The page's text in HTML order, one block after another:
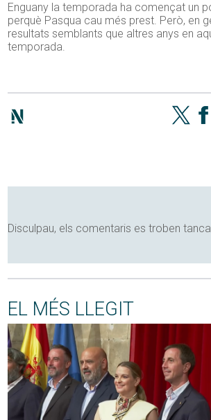
Enguany la temporada ha començat un
perquè Pasqua cau més prest. Però, en
resultats semblants que altres anys en
temporada.
Disculpau, els comentaris es troben
EL MÉS LLEGIT